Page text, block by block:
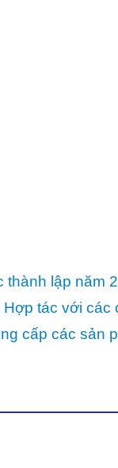
lập năm
tác với
cấp các sản